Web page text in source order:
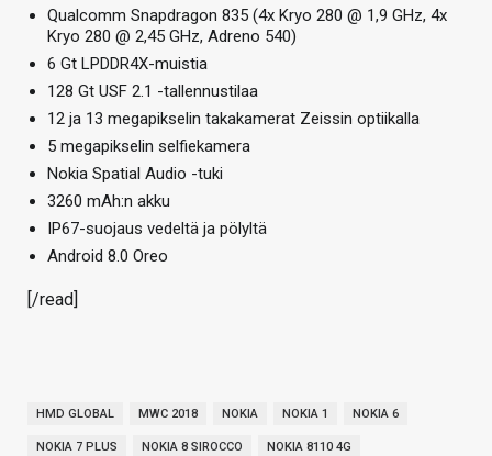
Qualcomm Snapdragon 835 (4x Kryo 280 @ 1,9 GHz, 4x
Kryo 280 @ 2,45 GHz, Adreno 540)
6 Gt LPDDR4X-muistia
128 Gt USF 2.1 -tallennustilaa
12 ja 13 megapikselin takakamerat Zeissin optiikalla
5 megapikselin selfiekamera
Nokia Spatial Audio -tuki
3260 mAh:n akku
IP67-suojaus vedeltä ja pölyltä
Android 8.0 Oreo
[/read]
HMD GLOBAL MWC 2018 NOKIA NOKIA 1 NOKIA 6
NOKIA 7 PLUS NOKIA 8 SIROCCO NOKIA 8110 4G